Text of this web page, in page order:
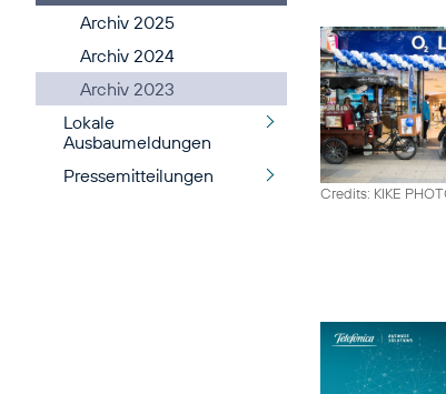
Archiv 2025
Archiv 2024
Archiv 2023
Lokale
Ausbaumeldungen
Pressemitteilungen
Credits: KIKE